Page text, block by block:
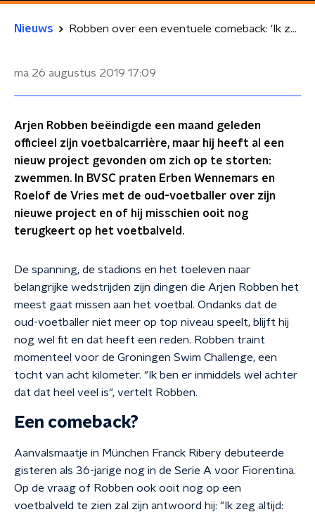
Nieuws Robben over een eventuele comeback: 'Ik zeg altijd: zeg nooit nooit'
ma 26 augustus 2019 17:09
Arjen Robben beëindigde een maand geleden
officieel zijn voetbalcarrière, maar hij heeft al een
nieuw project gevonden om zich op te storten:
zwemmen. In BVSC praten Erben Wennemars en
Roelof de Vries met de oud-voetballer over zijn
nieuwe project en of hij misschien ooit nog
terugkeert op het voetbalveld.
De spanning, de stadions en het toeleven naar
belangrijke wedstrijden zijn dingen die Arjen Robben het
meest gaat missen aan het voetbal. Ondanks dat de
oud-voetballer niet meer op top niveau speelt, blijft hij
nog wel fit en dat heeft een reden. Robben traint
momenteel voor de Groningen Swim Challenge, een
tocht van acht kilometer. "Ik ben er inmiddels wel achter
dat dat heel veel is", vertelt Robben.
Een comeback?
Aanvalsmaatje in München Franck Ribery debuteerde
gisteren als 36-jarige nog in de Serie A voor Fiorentina.
Op de vraag of Robben ook ooit nog op een
voetbalveld te zien zal zijn antwoord hij: "Ik zeg altijd: